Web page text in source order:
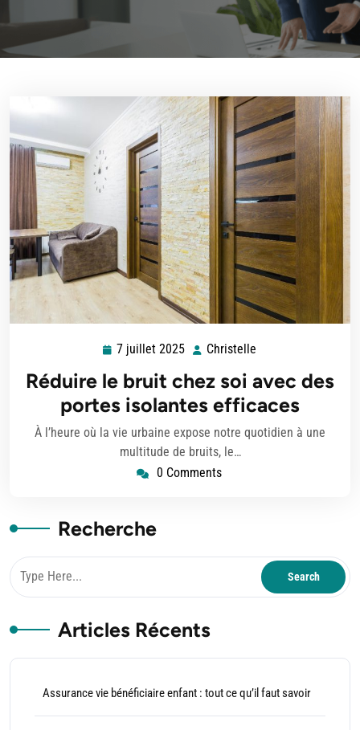
7 juillet 2025
2025
Christelle
Réduire le bruit chez soi avec des
portes isolantes efficaces
À l’heure où la vie urbaine expose notre quotidien à une
multitude de bruits, le…
0 Comments
Recherche
Articles Récents
Assurance vie bénéficiaire enfant : tout ce qu’il faut savoir